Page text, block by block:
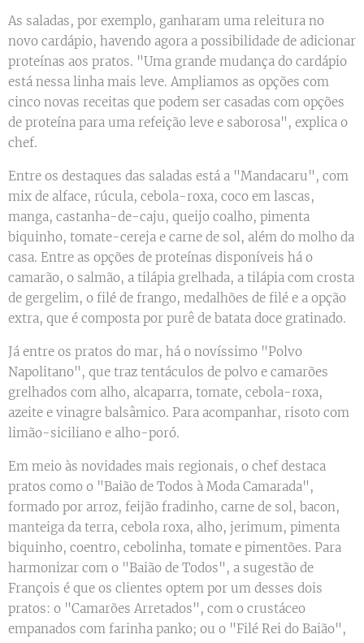
As saladas, por exemplo, ganharam uma releitura no
novo cardápio, havendo agora a possibilidade de adicionar
proteínas aos pratos. "Uma grande mudança do cardápio
está nessa linha mais leve. Ampliamos as opções com
cinco novas receitas que podem ser casadas com opções
de proteína para uma refeição leve e saborosa", explica o
chef.
Entre os destaques das saladas está a "Mandacaru", com
mix de alface, rúcula, cebola-roxa, coco em lascas,
manga, castanha-de-caju, queijo coalho, pimenta
biquinho, tomate-cereja e carne de sol, além do molho da
casa. Entre as opções de proteínas disponíveis há o
camarão, o salmão, a tilápia grelhada, a tilápia com crosta
de gergelim, o filé de frango, medalhões de filé e a opção
extra, que é composta por purê de batata doce gratinado.
Já entre os pratos do mar, há o novíssimo "Polvo
Napolitano", que traz tentáculos de polvo e camarões
grelhados com alho, alcaparra, tomate, cebola-roxa,
azeite e vinagre balsâmico. Para acompanhar, risoto com
limão-siciliano e alho-poró.
Em meio às novidades mais regionais, o chef destaca
pratos como o "Baião de Todos à Moda Camarada",
formado por arroz, feijão fradinho, carne de sol, bacon,
manteiga da terra, cebola roxa, alho, jerimum, pimenta
biquinho, coentro, cebolinha, tomate e pimentões. Para
harmonizar com o "Baião de Todos", a sugestão de
François é que os clientes optem por um desses dois
pratos: o "Camarões Arretados", com o crustáceo
empanados com farinha panko; ou o "Filé Rei do Baião",